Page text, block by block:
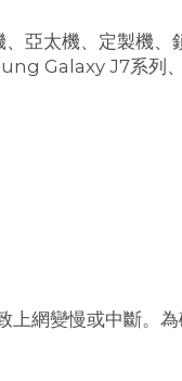
亞太機、定製機
Galaxy J7系列
網變慢或中斷。